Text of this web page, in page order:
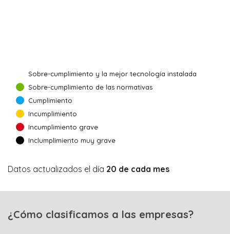
Sobre-cumplimiento y la mejor tecnología instalada
Sobre-cumplimiento de las normativas
Cumplimiento
Incumplimiento
Incumplimiento grave
Inclumplimiento muy grave
Datos actualizados el día 20 de cada mes
¿Cómo clasificamos a las empresas?